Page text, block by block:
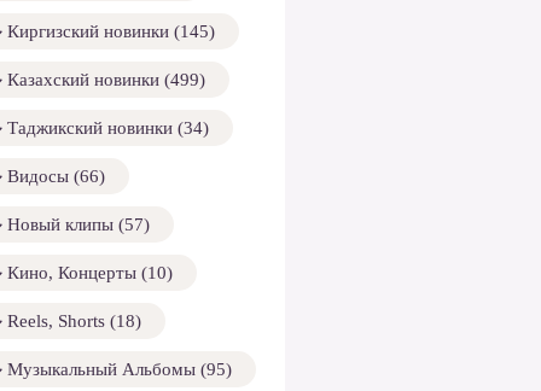
Киргизский новинки (145)
Казахский новинки (499)
Таджикский новинки (34)
Видосы (66)
Новый клипы (57)
Кино, Концерты (10)
Reels, Shorts (18)
Музыкальный Альбомы (95)